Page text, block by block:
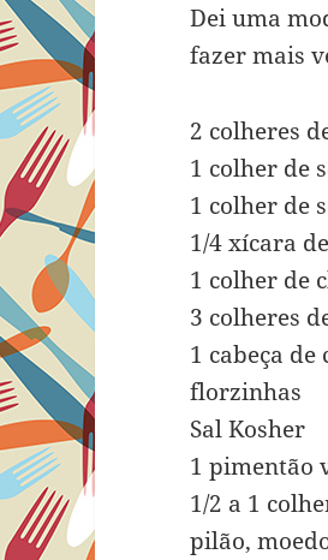
Dei uma
fazer mais
2 colheres
1 colher de
1 colher de
1/4 xícara
1 colher de
3 colheres
1 cabeça
florzinhas
Sal Kosher
1 pimentão
1/2 a 1
pilão,